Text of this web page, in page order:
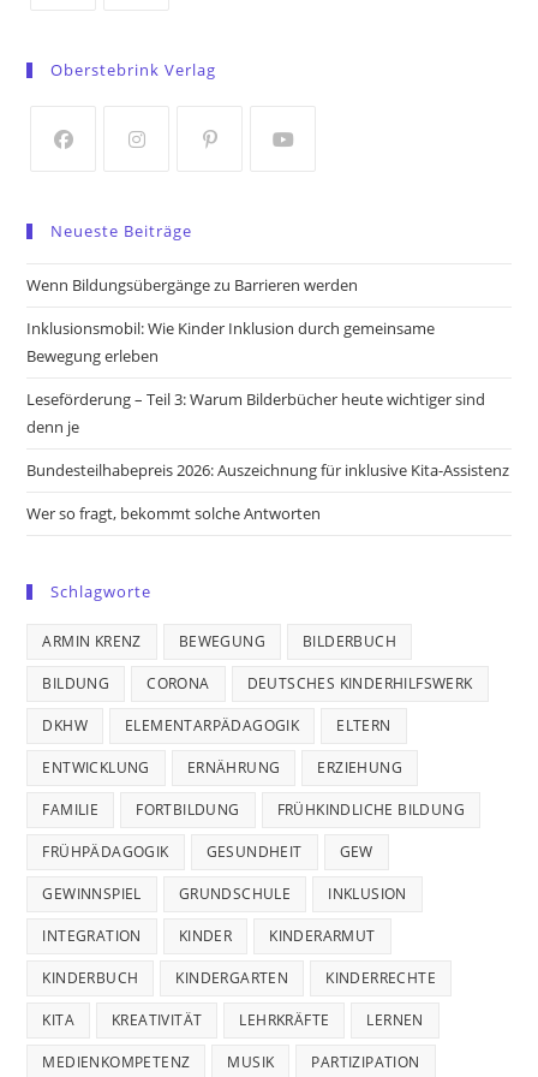
a
tab
tab
Oberstebrink Verlag
a
new
new
a
new
new
Neueste Beiträge
Wenn Bildungsübergänge zu Barrieren werden
Inklusionsmobil: Wie Kinder Inklusion durch gemeinsame
Bewegung erleben
Leseförderung – Teil 3: Warum Bilderbücher heute wichtiger sind
denn je
Bundesteilhabepreis 2026: Auszeichnung für inklusive Kita-Assistenz
Wer so fragt, bekommt solche Antworten
Schlagworte
ARMIN KRENZ BEWEGUNG BILDERBUCH
BILDUNG CORONA DEUTSCHES KINDERHILFSWERK
DKHW ELEMENTARPÄDAGOGIK ELTERN
ENTWICKLUNG ERNÄHRUNG ERZIEHUNG
FAMILIE FORTBILDUNG FRÜHKINDLICHE BILDUNG
FRÜHPÄDAGOGIK GESUNDHEIT GEW
GEWINNSPIEL GRUNDSCHULE INKLUSION
INTEGRATION KINDER KINDERARMUT
KINDERBUCH KINDERGARTEN KINDERRECHTE
KITA KREATIVITÄT LEHRKRÄFTE LERNEN
MEDIENKOMPETENZ MUSIK PARTIZIPATION